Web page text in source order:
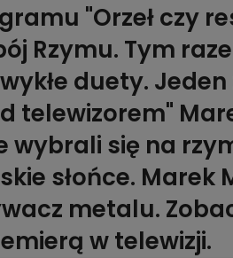
"Orzeł czy
Rzymu. Tym
duety.
telewizorem"
wybrali się na
słońce. Marek
metalu.
w telewizji.